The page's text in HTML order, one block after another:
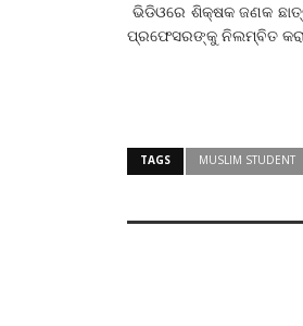
ଭିଡିଓରେ ଶିକ୍ଷକ ଜଣକ
ପ୍ରଫେସରଙ୍କୁ ନିଲମ୍ବିତ
TAGS MUSLIM STUDENT